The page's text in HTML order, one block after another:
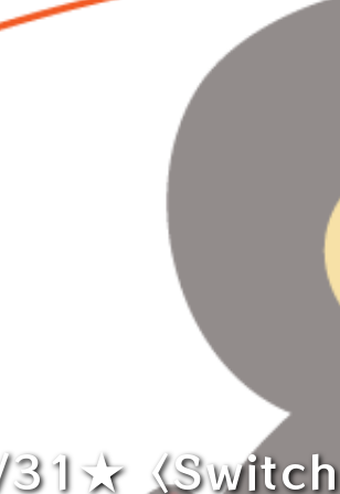
〈Switch